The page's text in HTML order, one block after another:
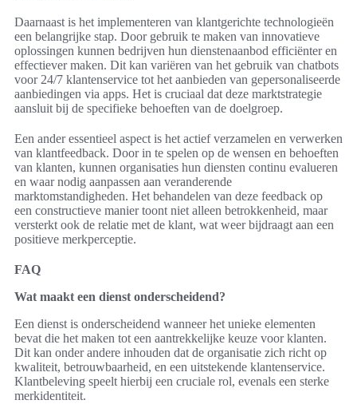
Daarnaast is het implementeren van klantgerichte technologieën
een belangrijke stap. Door gebruik te maken van innovatieve
oplossingen kunnen bedrijven hun dienstenaanbod efficiënter en
effectiever maken. Dit kan variëren van het gebruik van chatbots
voor 24/7 klantenservice tot het aanbieden van gepersonaliseerde
aanbiedingen via apps. Het is cruciaal dat deze marktstrategie
aansluit bij de specifieke behoeften van de doelgroep.
Een ander essentieel aspect is het actief verzamelen en verwerken
van klantfeedback. Door in te spelen op de wensen en behoeften
van klanten, kunnen organisaties hun diensten continu evalueren
en waar nodig aanpassen aan veranderende
marktomstandigheden. Het behandelen van deze feedback op
een constructieve manier toont niet alleen betrokkenheid, maar
versterkt ook de relatie met de klant, wat weer bijdraagt aan een
positieve merkperceptie.
FAQ
Wat maakt een dienst onderscheidend?
Een dienst is onderscheidend wanneer het unieke elementen
bevat die het maken tot een aantrekkelijke keuze voor klanten.
Dit kan onder andere inhouden dat de organisatie zich richt op
kwaliteit, betrouwbaarheid, en een uitstekende klantenservice.
Klantbeleving speelt hierbij een cruciale rol, evenals een sterke
merkidentiteit.